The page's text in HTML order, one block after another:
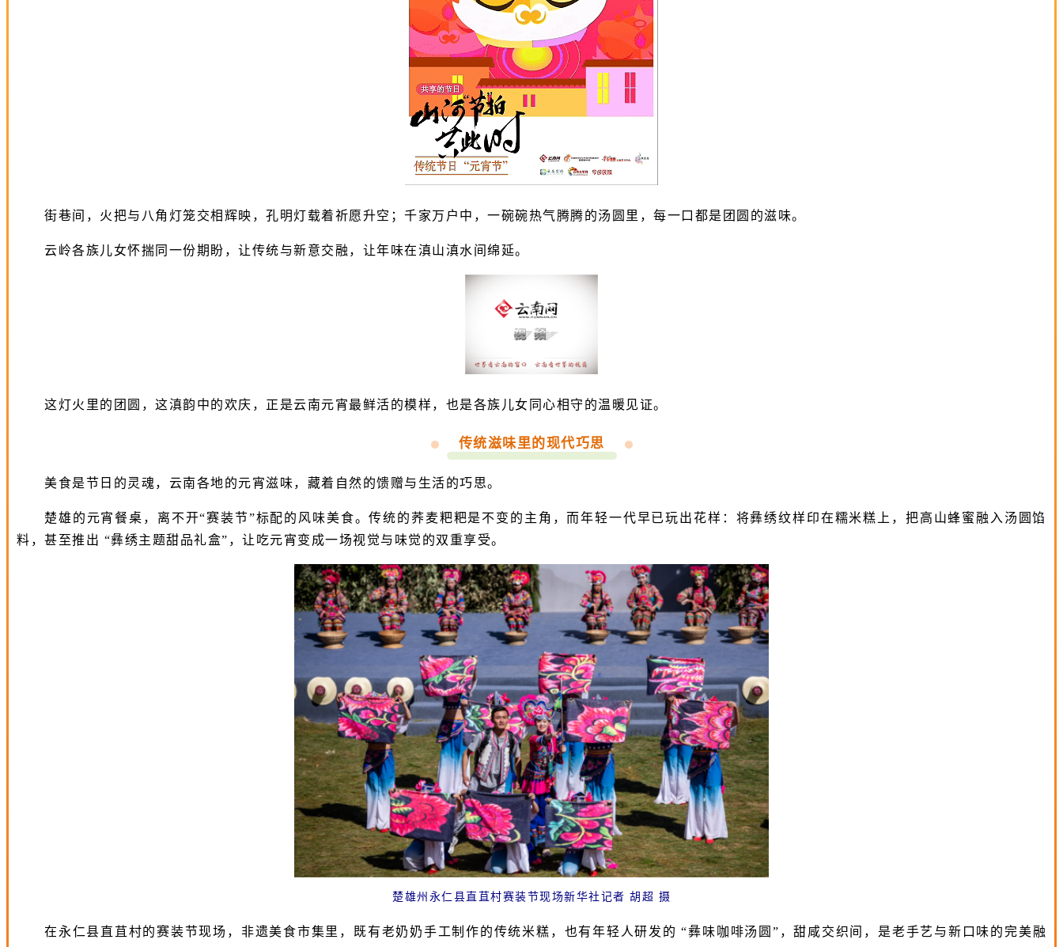
街巷间，火把与八角灯笼交相辉映，孔明灯载着祈愿升空；千家万户中，一碗碗热气腾腾的汤圆里，每一口都是团圆的滋味。
云岭各族儿女怀揣同一份期盼，让传统与新意交融，让年味在滇山滇水间绵延。
这灯火里的团圆，这滇韵中的欢庆，正是云南元宵最鲜活的模样，也是各族儿女同心相守的温暖见证。
传统滋味里的现代巧思
美食是节日的灵魂，云南各地的元宵滋味，藏着自然的馈赠与生活的巧思。
楚雄的元宵餐桌，离不开“赛装节”标配的风味美食。传统的荞麦粑粑是不变的主角，而年轻一代早已玩出花样：将彝绣纹样印在糯米糕上，把高山蜂蜜融入汤圆馅
料，甚至推出 “彝绣主题甜品礼盒”，让吃元宵变成一场视觉与味觉的双重享受。
楚雄州永仁县直苴村赛装节现场新华社记者 胡超 摄
在永仁县直苴村的赛装节现场，非遗美食市集里，既有老奶奶手工制作的传统米糕，也有年轻人研发的 “彝味咖啡汤圆”，甜咸交织间，是老手艺与新口味的完美融